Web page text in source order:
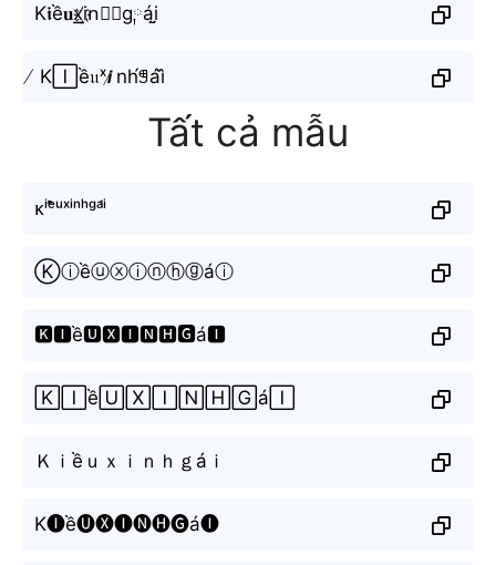
K𝖎ề𝐮x͟͟i҉n⃕𝐡g༙ái̤̮
̸ K🄸ề𝔲ˣ𝙞̸ nh́ꁅái᷈
Tất cả mẫu
ᴋⁱᵉ̂̀ᵘˣⁱⁿʰᵍᵃ́ⁱ
Ⓚⓘềⓤⓧⓘⓝⓗⓖáⓘ
🅺🅸ề🆄🆇🅸🅽🅷🅶á🅸
🄺🄸ề🅄🅇🄸🄽🄷🄶á🄸
Ｋｉềｕｘｉｎｈｇáｉ
K🅘ề🅤🅧🅘🅝🅗🅖á🅘